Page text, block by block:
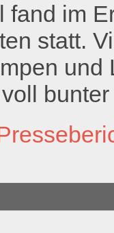
fand im
statt.
und